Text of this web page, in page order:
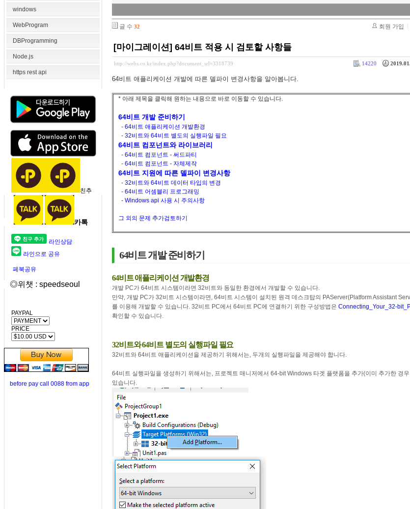
windows
WebProgram
DBProgramming
Node.js
https rest api
친추
카톡
라인상담
라인으로 공유
페북공유
◎위챗 : speedseoul
PAYPAL
PRICE
before pay call 0088 from app
글 수 32 회원 가입
[마이그레이션] 64비트 적용 시 검토할 사항들
http://webs.co.kr/index.php?document_srl=3318739 14220
64비트 애플리케이션 개발에 따른 델파이 변경사항을 알아봅니다.
* 아래 제목을 클릭해 원하는 내용으로 바로 이동할 수 있습니다.
64비트 개발 준비하기
- 64비트 애플리케이션 개발환경
- 32비트와 64비트 별도의 실행파일 필요
64비트 컴포넌트와 라이브러리
- 64비트 컴포넌트 - 써드파티
- 64비트 컴포넌트 - 자체제작
64비트 지원에 따른 델파이 변경사항
- 32비트와 64비트 데이터 타입의 변경
- 64비트 어셈블리 프로그래밍
- Windows api 사용 시 주의사항
그 외의 문제 추가검토하기
64비트 개발 준비하기
64비트 애플리케이션 개발환경
개발 PC가 64비트 시스템이라면 32비트와 동일한 환경에서 개발할 수 있습니다.
만약, 개발 PC가 32비트 시스템이라면, 64비트 시스템이 설치된 원격 데스크탑의 PAServer(Platform Assistant
를 이용해 개발할 수 있습니다. 32비트 PC에서 64비트 PC에 연결하기 위한 구성방법은 Connecting_Your_32-
확인할 수 있습니다.
32비트와 64비트 별도의 실행파일 필요
32비트와 64비트 애플리케이션을 제공하기 위해서는, 두개의 실행파일을 제공해야 합니다.
64비트 실행파일을 생성하기 위해서는, 프로젝트 매니저에서 64-bit Windows 타겟 플랫폼을 추가(이미 추가한 경
있습니다.